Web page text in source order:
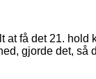
få det 21. hold
gjorde det, så